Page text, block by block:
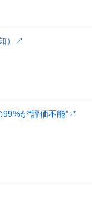
） ↗
が“評価不能”↗